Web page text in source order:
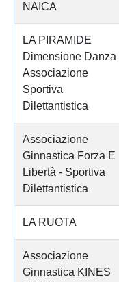
NAICA
LA PIRAMIDE
Dimensione Danza
Associazione
Sportiva
Dilettantistica
Associazione
Ginnastica Forza E
Libertà - Sportiva
Dilettantistica
LA RUOTA
Associazione
Ginnastica KINES